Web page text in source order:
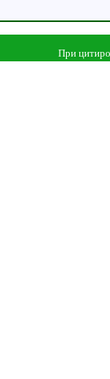
При